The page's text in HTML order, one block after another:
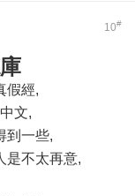
10#
假經,
文,
到一些,
是不太再意,